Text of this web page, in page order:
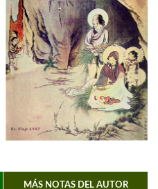
MÁS NOTAS DEL AUTOR